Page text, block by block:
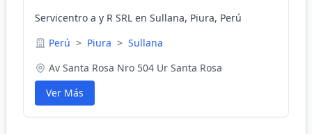
Servicentro a y R SRL en Sullana, Piura, Perú
Perú > Piura > Sullana
Av Santa Rosa Nro 504 Ur Santa Rosa
Ver Más